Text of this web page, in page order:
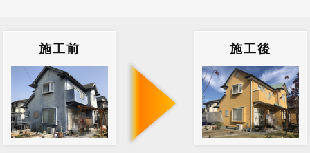
施工前 施工後